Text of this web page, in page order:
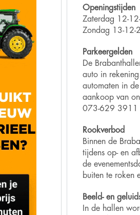
Openingstijden
Zaterdag 12-
Zondag 13-
Parkeergelden
De
auto in
automaten in
aankoop van
073-629 3911
Rookverbod
Binnen de
tijdens op- en
de
buiten te roken
Beeld- en
In de hallen